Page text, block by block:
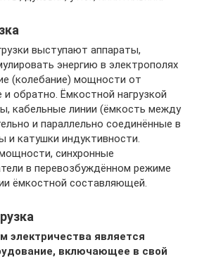
выступают аппараты,
энергию в электрополях
(колебание) мощности от
и обратно. Ёмкостной нагрузкой
кабельные линии (ёмкость между
и параллельно соединённые в
и катушки индуктивности.
синхронные
в перевозбуждённом режиме
ёмкостной составляющей.
электричества является
включающее в свой